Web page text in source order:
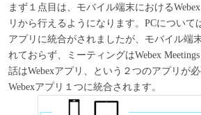
まず１点目は、モバイル端末におけるWebex
リから行えるようになります。PCについて
アプリに統合がされましたが、モバイル端
れておらず、ミーティングはWebex
話はWebexアプリ、という２つのアプリが
Webexアプリ１つに統合されます。